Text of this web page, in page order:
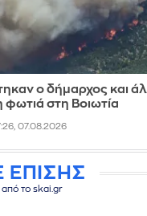
ο δήμαρχος και
φωτιά στη Βοιωτία
07.08.2026
ΕΠΙΣΗΣ
από το skai.gr